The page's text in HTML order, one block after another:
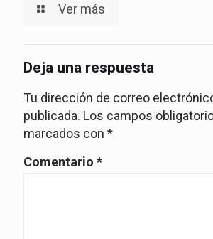
Ver más
Deja una respuesta
Tu dirección de correo
publicada. Los campos
marcados con *
Comentario *